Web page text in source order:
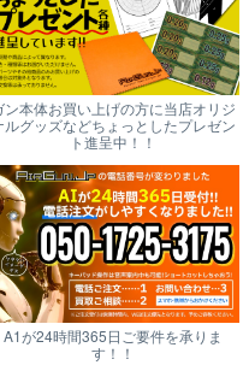
ン本体お買い上げの方に当店オリジ
ルグッズなどちょっとしたプレゼン
ト進呈中！！
A1が24時間365日ご要件を承りま
す！！